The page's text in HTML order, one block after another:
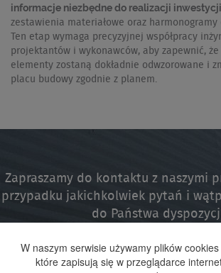
informacje niezbędne do realizacji inwestycji
zestawienia materiałowe oraz
Ten etap wymaga precyzyjnej współpracy
projektantów i wykonawców, aby zapewnić, że
elementy zostaną dokładnie odwzorowane i
placu budowy zgodnie z planem.
Zapraszamy do kontaktu z naszymi
przypadku jakichkolwiek pytań i
do Państwa
W naszym serwisie używamy plików
które zapisują się w przeglądarce